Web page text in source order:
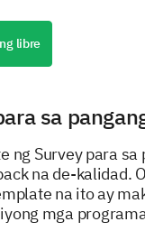
or innovative
libre
sa
ng Survey para sa
na de-kalidad.
na ito ay
mga